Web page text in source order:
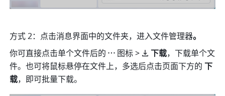
方式 2：点击消息界面中的文件夹，进入文件管理器。
你可直接点击单个文件后的
图标> 下载，下载单个文
件。也可将鼠标悬停在文件上，多选后点击页面下方的 下
载，即可批量下载。